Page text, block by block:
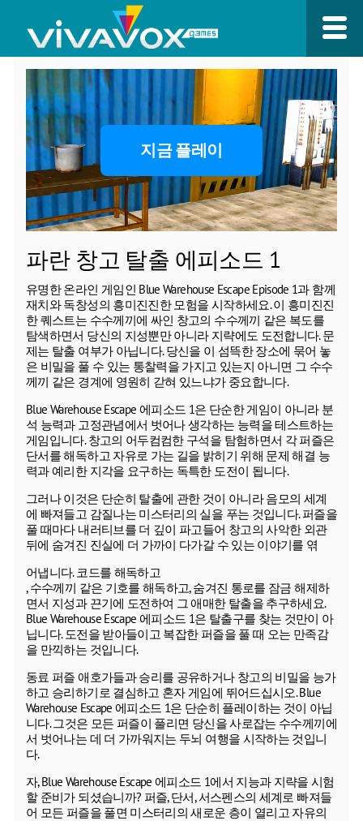
지금 플레이
파란 창고 탈출 에피소드 1
유명한 온라인 게임인 Blue Warehouse Escape Episode 1과 함께
재치와 독창성의 흥미진진한 모험을 시작하세요. 이 흥미진진
한 퀘스트는 수수께끼에 싸인 창고의 수수께끼 같은 복도를
탐색하면서 당신의 지성뿐만 아니라 지략에도 도전합니다. 문
제는 탈출 여부가 아닙니다. 당신을 이 섬뜩한 장소에 묶어 놓
은 비밀을 풀 수 있는 통찰력을 가지고 있는지 아니면 그 수수
께끼 같은 경계에 영원히 갇혀 있느냐가 중요합니다.
Blue Warehouse Escape 에피소드 1은 단순한 게임이 아니라 분
석 능력과 고정관념에서 벗어나 생각하는 능력을 테스트하는
게임입니다. 창고의 어두컴컴한 구석을 탐험하면서 각 퍼즐은
단서를 해독하고 자유로 가는 길을 밝히기 위해 문제 해결 능
력과 예리한 지각을 요구하는 독특한 도전이 됩니다.
그러나 이것은 단순히 탈출에 관한 것이 아니라 음모의 세계
에 빠져들고 감질나는 미스터리의 실을 푸는 것입니다. 퍼즐을
풀 때마다 내러티브를 더 깊이 파고들어 창고의 사악한 외관
뒤에 숨겨진 진실에 더 가까이 다가갈 수 있는 이야기를 엮
어냅니다. 코드를 해독하고
, 수수께끼 같은 기호를 해독하고, 숨겨진 통로를 잠금 해제하
면서 지성과 끈기에 도전하여 그 애매한 탈출을 추구하세요.
Blue Warehouse Escape 에피소드 1은 탈출구를 찾는 것만이 아
닙니다. 도전을 받아들이고 복잡한 퍼즐을 풀 때 오는 만족감
을 만끽하는 것입니다.
동료 퍼즐 애호가들과 승리를 공유하거나 창고의 비밀을 능가
하고 승리하기로 결심하고 혼자 게임에 뛰어드십시오. Blue
Warehouse Escape 에피소드 1은 단순히 플레이하는 것이 아닙
니다. 그것은 모든 퍼즐이 풀리면 당신을 사로잡는 수수께끼에
서 벗어나는 데 더 가까워지는 두뇌 여행을 시작하는 것입니
다.
자, Blue Warehouse Escape 에피소드 1에서 지능과 지략을 시험
할 준비가 되셨습니까? 퍼즐, 단서, 서스펜스의 세계로 빠져들
어 모든 퍼즐을 풀면 미스터리의 새로운 층이 열리고 자유의